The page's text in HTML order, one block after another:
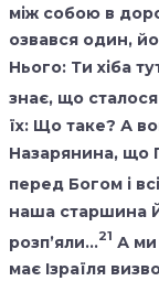
між собою в
озвався один,
Нього: Ти хіба
знає, що
їх: Що таке? А
Назарянина, що
перед Богом і
наша старшина
розп’яли…21 А ми
має Ізраїля